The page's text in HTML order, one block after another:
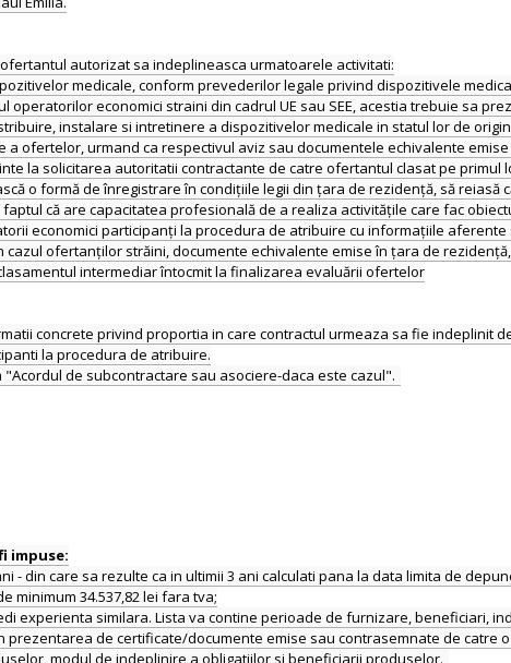
autorizat sa indeplineasca urmatoarele activitati:
medicale, conform prevederilor legale privind dispozitivele
operatorilor economici straini din cadrul UE sau SEE, acestia trebuie sa
instalare si intretinere a dispozitivelor medicale in statul lor de
a ofertelor, urmand ca respectivul aviz sau documentele echivalente
la solicitarea autoritatii contractante de catre ofertantul clasat pe
o formă de înregistrare în condițiile legii din țara de rezidență, să reiasă
că are capacitatea profesională de a realiza activitățile care fac
economici participanți la procedura de atribuire cu informațiile
cazul ofertanților străini, documente echivalente emise în țara de
intermediar întocmit la finalizarea evaluării ofertelor
concrete privind proportia in care contractul urmeaza sa fie indeplinit
la procedura de atribuire.
- din care sa rezulte ca in ultimii 3 ani calculati pana la data limita de
minimum 34.537,82 lei fara tva;
experienta similara. Lista va contine perioade de furnizare, beneficiari,
de certificate/documente emise sau contrasemnate de catre